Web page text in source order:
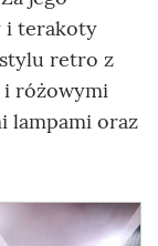
i terakoty
retro z
i różowymi
lampami oraz